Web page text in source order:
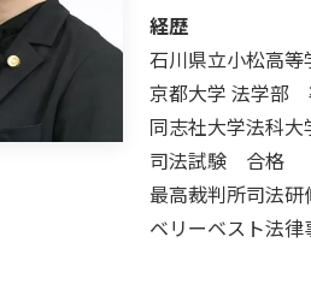
経歴
石川県立小松高
京都大学 法学部
同志社大学法科
司法試験 合格
最高裁判所司法
ベリーベスト法